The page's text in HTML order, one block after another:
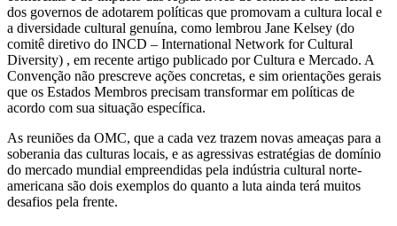
dos governos de adotarem políticas que promovam a cultura local e
a diversidade cultural genuína, como lembrou Jane Kelsey (do
comitê diretivo do INCD – International Network for Cultural
Diversity) , em recente artigo publicado por Cultura e Mercado. A
Convenção não prescreve ações concretas, e sim orientações gerais
que os Estados Membros precisam transformar em políticas de
acordo com sua situação específica.
As reuniões da OMC, que a cada vez trazem novas ameaças para a
soberania das culturas locais, e as agressivas estratégias de domínio
do mercado mundial empreendidas pela indústria cultural norte-
americana são dois exemplos do quanto a luta ainda terá muitos
desafios pela frente.